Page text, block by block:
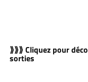
⟫⟫⟫ Cliquez pour
sorties